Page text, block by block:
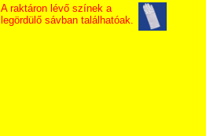
A raktáron lévő színek a
legördülő sávban találhatóak.